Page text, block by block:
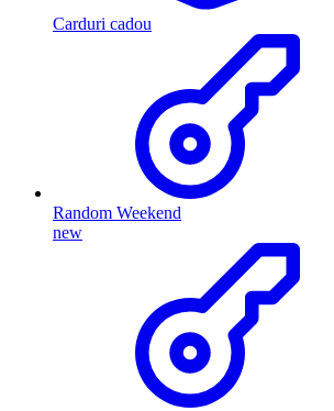
Carduri cadou
Random Weekend
new